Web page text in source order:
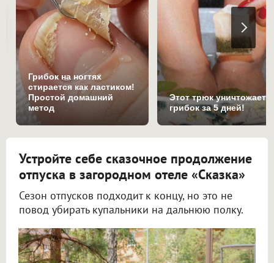
Грибок на ногтях
стирается как ластиком!
Простой домашний
метод
Этот трюк уничтожает
грибок за 5 дней!
Устройте себе сказочное продолжение
отпуска в загородном отеле «Сказка»
Сезон отпусков подходит к концу, но это не
повод убирать купальники на дальнюю полку.